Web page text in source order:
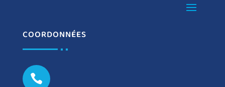
COORDONNÉES
